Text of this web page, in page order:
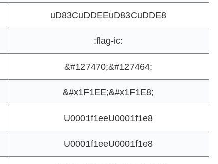
uD83CuDDEEuD83CuDDE8
:flag-ic:
&#127470;&#127464;
&#x1F1EE;&#x1F1E8;
U0001f1eeU0001f1e8
U0001f1eeU0001f1e8